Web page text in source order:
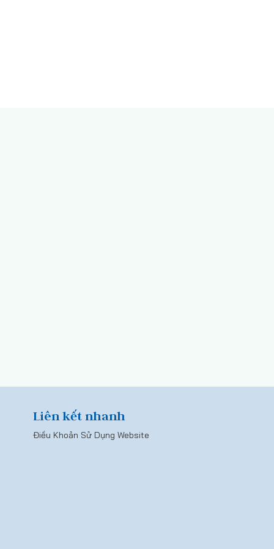
Liên kết nhanh
Điều Khoản Sử Dụng Website